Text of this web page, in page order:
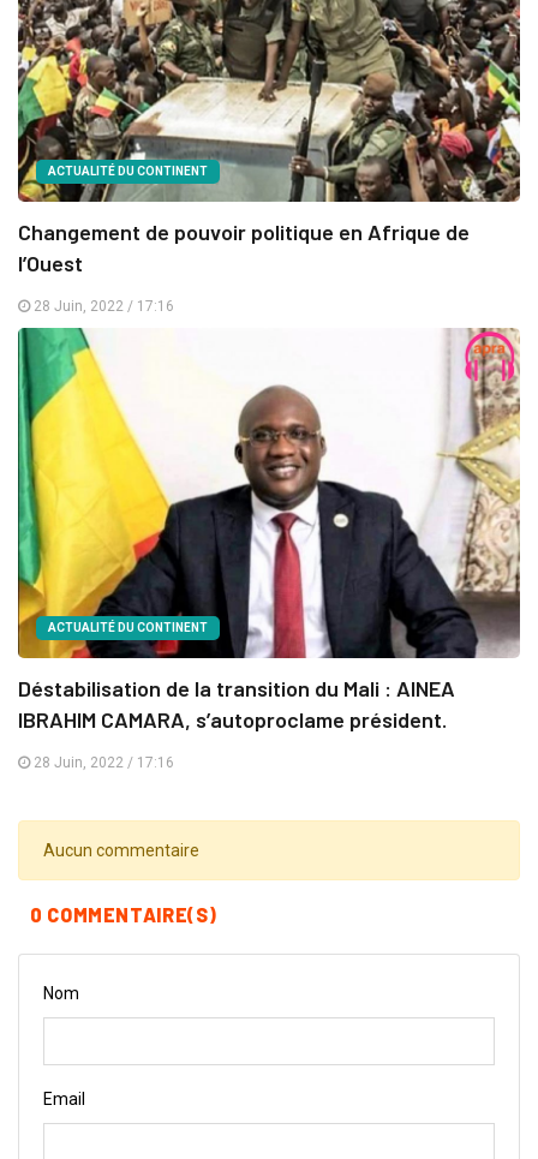
ACTUALITÉ DU CONTINENT
Changement de pouvoir politique en Afrique de
l’Ouest
28 Juin, 2022 / 17:16
ACTUALITÉ DU CONTINENT
Déstabilisation de la transition du Mali : AINEA
IBRAHIM CAMARA, s’autoproclame président.
28 Juin, 2022 / 17:16
Aucun commentaire
0 COMMENTAIRE(S)
Nom
Email